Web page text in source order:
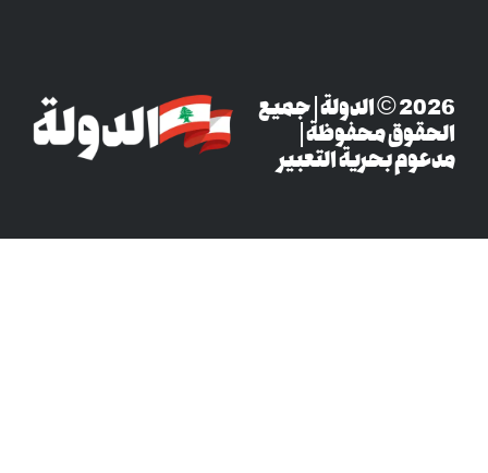
‎© 2026 الدولة | جميع
محفوظة |
بحرية التعبير